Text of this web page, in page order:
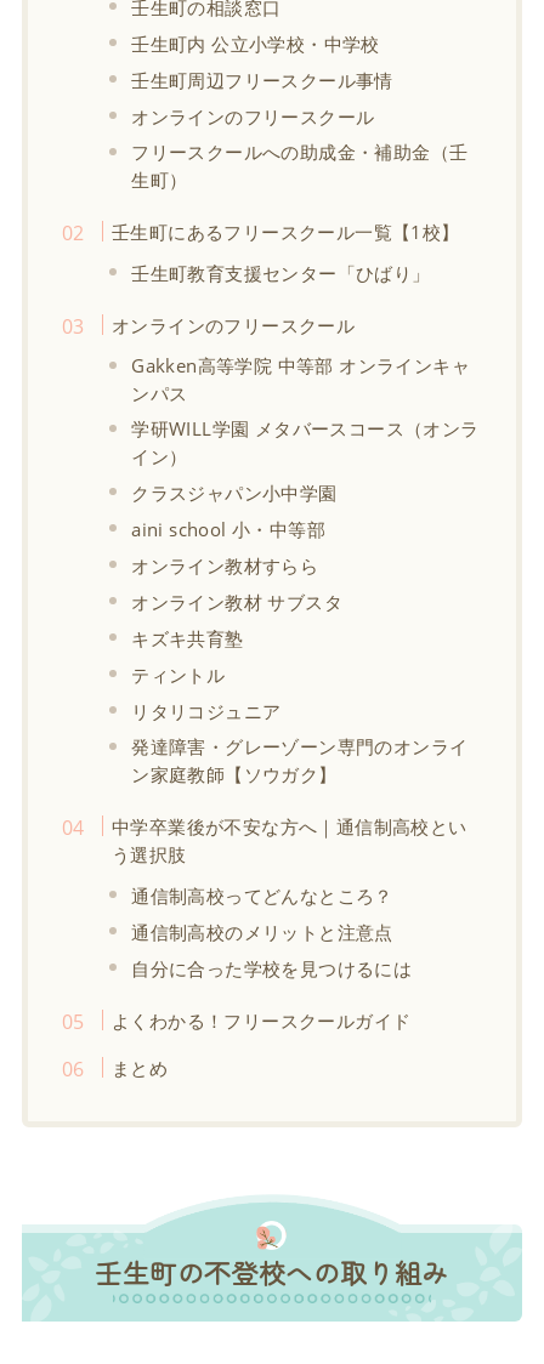
壬生町の相談窓口
壬生町内 公立小学校・中学校
壬生町周辺フリースクール事情
オンラインのフリースクール
フリースクールへの助成金・補助金（壬
生町）
壬生町にあるフリースクール一覧【1校】
壬生町教育支援センター「ひばり」
オンラインのフリースクール
Gakken高等学院 中等部 オンラインキャ
ンパス
学研WILL学園 メタバースコース（オンラ
イン）
クラスジャパン小中学園
aini school 小・中等部
オンライン教材すらら
オンライン教材 サブスタ
キズキ共育塾
ティントル
リタリコジュニア
発達障害・グレーゾーン専門のオンライ
ン家庭教師【ソウガク】
中学卒業後が不安な方へ｜通信制高校とい
う選択肢
通信制高校ってどんなところ？
通信制高校のメリットと注意点
自分に合った学校を見つけるには
よくわかる！フリースクールガイド
まとめ
壬生町の不登校への取り組み